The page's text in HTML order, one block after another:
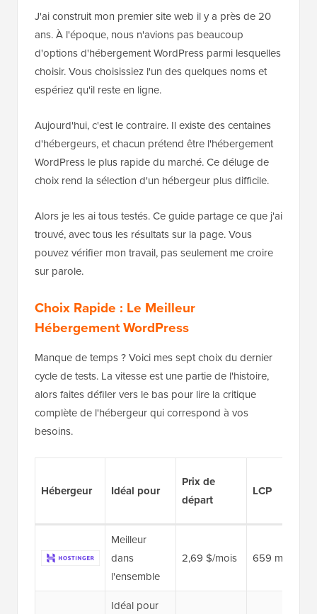
J'ai construit mon premier site web il y a près de 20
ans. À l'époque, nous n'avions pas beaucoup
d'options d'hébergement WordPress parmi lesquelles
choisir. Vous choisissiez l'un des quelques noms et
espériez qu'il reste en ligne.
Aujourd'hui, c'est le contraire. Il existe des centaines
d'hébergeurs, et chacun prétend être l'hébergement
WordPress le plus rapide du marché. Ce déluge de
choix rend la sélection d'un hébergeur plus difficile.
Alors je les ai tous testés. Ce guide partage ce que j'ai
trouvé, avec tous les résultats sur la page. Vous
pouvez vérifier mon travail, pas seulement me croire
sur parole.
Choix Rapide : Le Meilleur
Hébergement WordPress
Manque de temps ? Voici mes sept choix du dernier
cycle de tests. La vitesse est une partie de l'histoire,
alors faites défiler vers le bas pour lire la critique
complète de l'hébergeur qui correspond à vos
besoins.
Hébergeur Idéal pour
Prix de
départ
LCP
Meilleur
dans
l'ensemble
2,69 $/mois 659 ms
Idéal pour